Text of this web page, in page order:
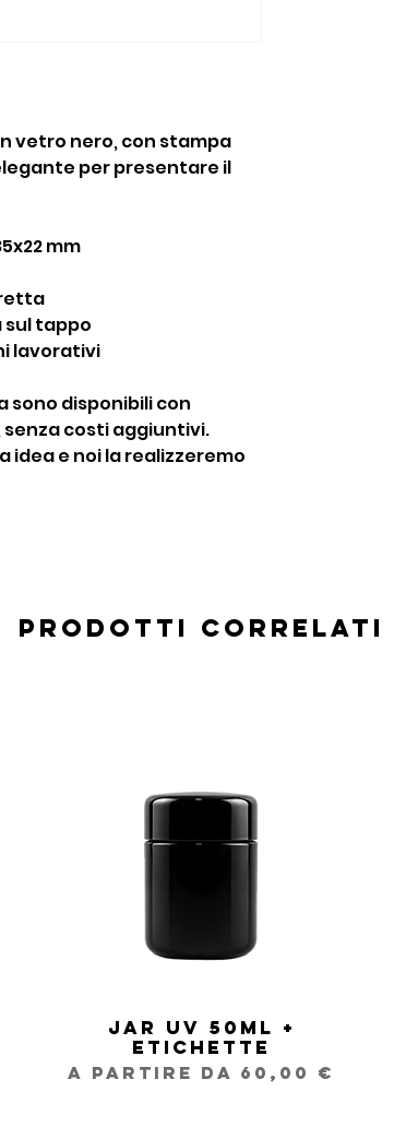
vetro nero, con stampa
per presentare il
mm
tappo
lavorativi
disponibili con
costi aggiuntivi.
idea e noi la realizzeremo
Prodotti correlati
Vista rapida
Jar UV 50ml +
Etichette
A partire da 60,00 €
Prezzo scontato